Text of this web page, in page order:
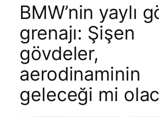
BMW’nin yaylı
grenajı: Şişen
gövdeler,
aerodinaminin
geleceği mi